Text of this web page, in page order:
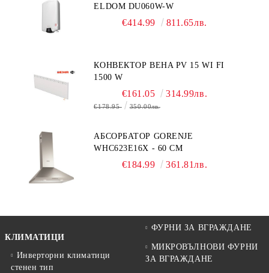
ELDOM DU060W-W
€414.99 811.65лв.
КОНВЕКТОР BEHA PV 15 WI FI
1500 W
€161.05 314.99лв.
€178.95 350.00лв.
АБСОРБАТОР GORENJE
WHC623E16X - 60 СМ
€184.99 361.81лв.
КЛИМАТИЦИ
Инверторни климатици
стенен тип
ФУРНИ ЗА ВГРАЖДАНЕ
МИКРОВЪЛНОВИ ФУРНИ
ЗА ВГРАЖДАНЕ